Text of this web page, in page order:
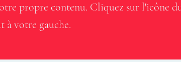
propre contenu. Cliquez sur l'icône
à votre gauche.